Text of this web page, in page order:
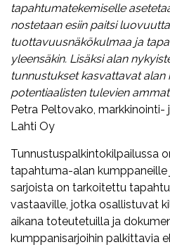
tapahtumatekemiselle
nostetaan esiin paitsi
tuottavuusnäkökulmaa ja
yleensäkin. Lisäksi alan
tunnustukset kasvattavat
potentiaalisten tulevien
Petra Peltovako, markkinointi-
Lahti Oy
Tunnustuspalkintokilpailussa
tapahtuma-alan kumppaneille
sarjoista on tarkoitettu
vastaaville, jotka osallistuvat
aikana toteutetuilla ja
kumppanisarjoihin palkittavia